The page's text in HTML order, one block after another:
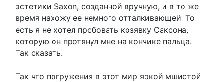
эстетики Saxon, созданной вручную, и в то же
время нахожу ее немного отталкивающей. То
есть я не хотел пробовать козявку Саксона,
которую он протянул мне на кончике пальца.
Так сказать.
Так что погружения в этот мир яркой мшистой